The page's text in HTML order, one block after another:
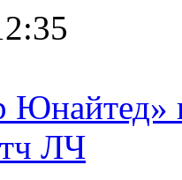
Юнайтед»
ЛЧ